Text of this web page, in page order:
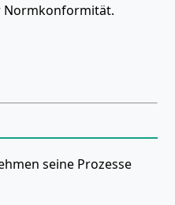
Normkonformität.
seine Prozesse